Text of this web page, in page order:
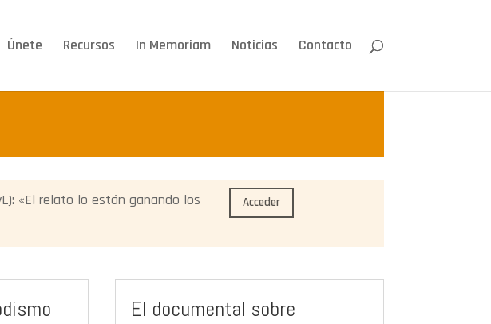
Únete Recursos In Memoriam Noticias Contacto
«El relato lo están ganando los
Acceder
El documental sobre